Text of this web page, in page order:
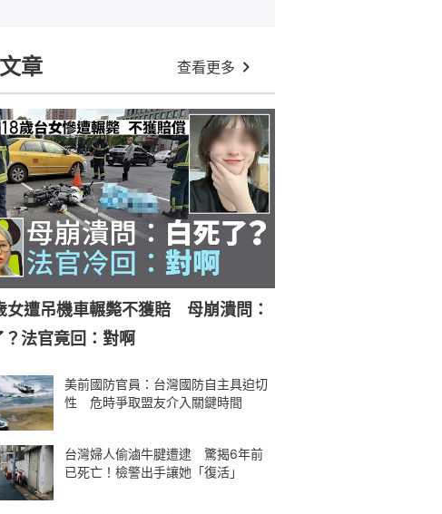
章 查看更多
女遭吊機車輾斃不獲賠 母崩潰問：
？法官竟回：對啊
美前國防官員：台灣國防自主具迫切
性 危時爭取盟友介入關鍵時間
台灣婦人偷滷牛腱遭逮 驚揭6年前
已死亡！檢警出手讓她「復活」